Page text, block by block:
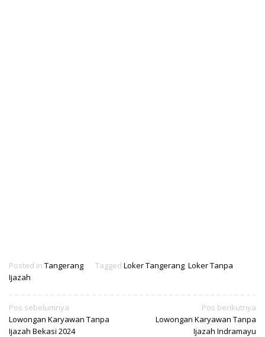
Posted in Tangerang Tagged Loker Tangerang Loker Tanpa
Ijazah
Navigasi
pos
Pos sebelumnya
Lowongan Karyawan Tanpa
Ijazah Bekasi 2024
Pos berikutnya
Lowongan Karyawan Tanpa
Ijazah Indramayu